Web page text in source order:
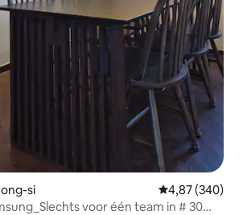
si Gemiddelde
4,87 (340)
voor één team in # 30